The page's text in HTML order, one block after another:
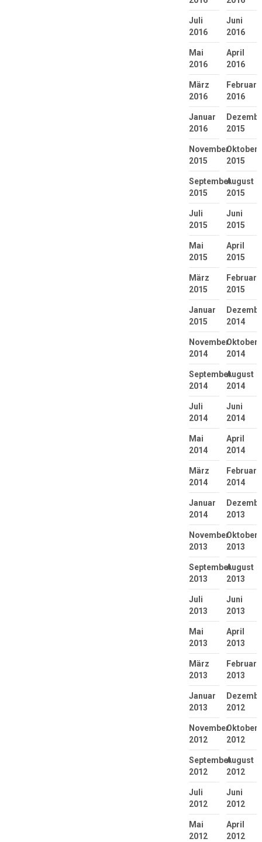
Juli
2016
Juni
2016
Mai
2016
April
2016
März
2016
Februar
2016
Januar
2016
2015
November
2015
Oktober
2015
September
2015
August
2015
Juli
2015
Juni
2015
Mai
2015
April
2015
März
2015
Februar
2015
Januar
2015
2014
November
2014
Oktober
2014
September
2014
August
2014
Juli
2014
Juni
2014
Mai
2014
April
2014
März
2014
Februar
2014
Januar
2014
2013
November
2013
Oktober
2013
September
2013
August
2013
Juli
2013
Juni
2013
Mai
2013
April
2013
März
2013
Februar
2013
Januar
2013
2012
November
2012
Oktober
2012
September
2012
August
2012
Juli
2012
Juni
2012
Mai
2012
April
2012